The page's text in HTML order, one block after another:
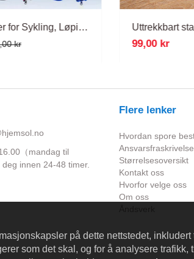
Varme Hansker for Sykling, Løping og Kjøring
kr
Uttrekkbart
99,00 kr
（mandag til
innen 24-48 timer.
Flere lenker
Hvordan spore
Størrelsesoversikt
Kontakt oss
Hvorfor velge oss
Om oss
på dette nettstedet,
som det skal, og for å analysere